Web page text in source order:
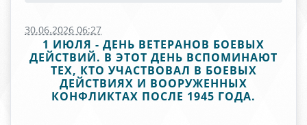
30.06.2026 06:27
1 ИЮЛЯ - ДЕНЬ ВЕТЕРАНОВ БОЕВЫХ
ДЕЙСТВИЙ. В ЭТОТ ДЕНЬ ВСПОМИНАЮТ
ТЕХ, КТО УЧАСТВОВАЛ В БОЕВЫХ
ДЕЙСТВИЯХ И ВООРУЖЕННЫХ
КОНФЛИКТАХ ПОСЛЕ 1945 ГОДА.